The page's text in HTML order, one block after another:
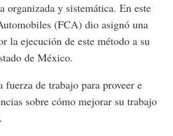
organizada y sistemática. En este
(FCA) dio asignó una
la ejecución de este método a su
de México.
de trabajo para proveer e
sobre cómo mejorar su trabajo